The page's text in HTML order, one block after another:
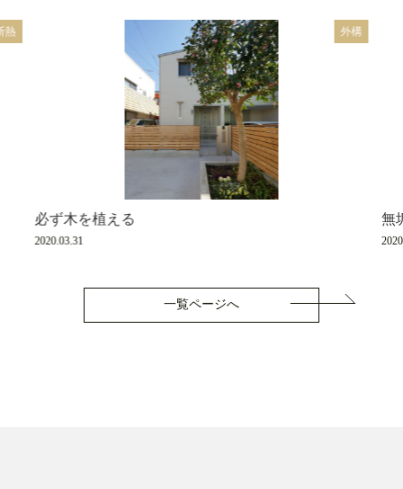
熱 外構
必ず木を植える
2020.03.31
無
一覧ページへ